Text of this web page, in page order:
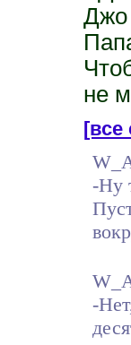
Джо
не
[все
-Ну
-